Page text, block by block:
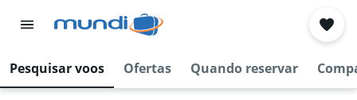
Pesquisar voos Ofertas Quando reservar